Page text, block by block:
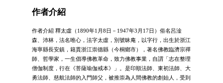
作者介紹
作者介紹 釋太虛（1890年1月8日－1947年3月17日）俗名呂淦
森、沛林，法名唯心，法字太虛，別號昧庵，以字行，出生於浙江
海寧縣長安鎮，籍貫浙江崇德縣（今桐鄉市），著名佛教臨濟宗禪
師、哲學家，一生倡導佛教革命，致力佛教事業，自謂「志在整理
僧伽制度，行在《菩薩瑜伽戒本》」。是印順法師、東初法師、大
勇法師、慈航法師的入門師父，被推崇為人間佛教的創始人，受到